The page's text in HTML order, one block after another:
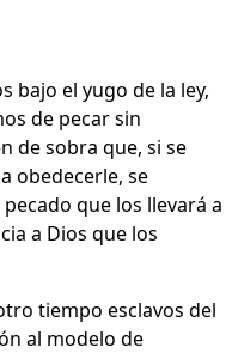
bajo el yugo de la ley,
de pecar sin
de sobra que, si se
obedecerle, se
que los llevará a
a Dios que los
tiempo esclavos del
al modelo de